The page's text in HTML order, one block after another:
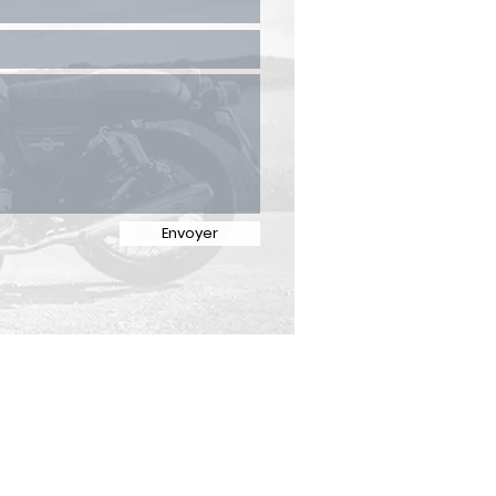
Envoyer